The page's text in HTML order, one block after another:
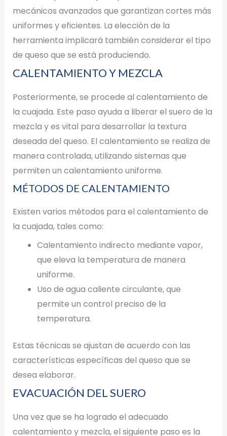
mecánicos avanzados que garantizan cortes más
uniformes y eficientes. La elección de la
herramienta implicará también considerar el tipo
de queso que se está produciendo.
CALENTAMIENTO Y MEZCLA
Posteriormente, se procede al calentamiento de
la cuajada. Este paso ayuda a liberar el suero de la
mezcla y es vital para desarrollar la textura
deseada del queso. El calentamiento se realiza de
manera controlada, utilizando sistemas que
permiten un calentamiento uniforme.
MÉTODOS DE CALENTAMIENTO
Existen varios métodos para el calentamiento de
la cuajada, tales como:
Calentamiento indirecto mediante vapor,
que eleva la temperatura de manera
uniforme.
Uso de agua caliente circulante, que
permite un control preciso de la
temperatura.
Estas técnicas se ajustan de acuerdo con las
características específicas del queso que se
desea elaborar.
EVACUACIÓN DEL SUERO
Una vez que se ha logrado el adecuado
calentamiento y mezcla, el siguiente paso es la